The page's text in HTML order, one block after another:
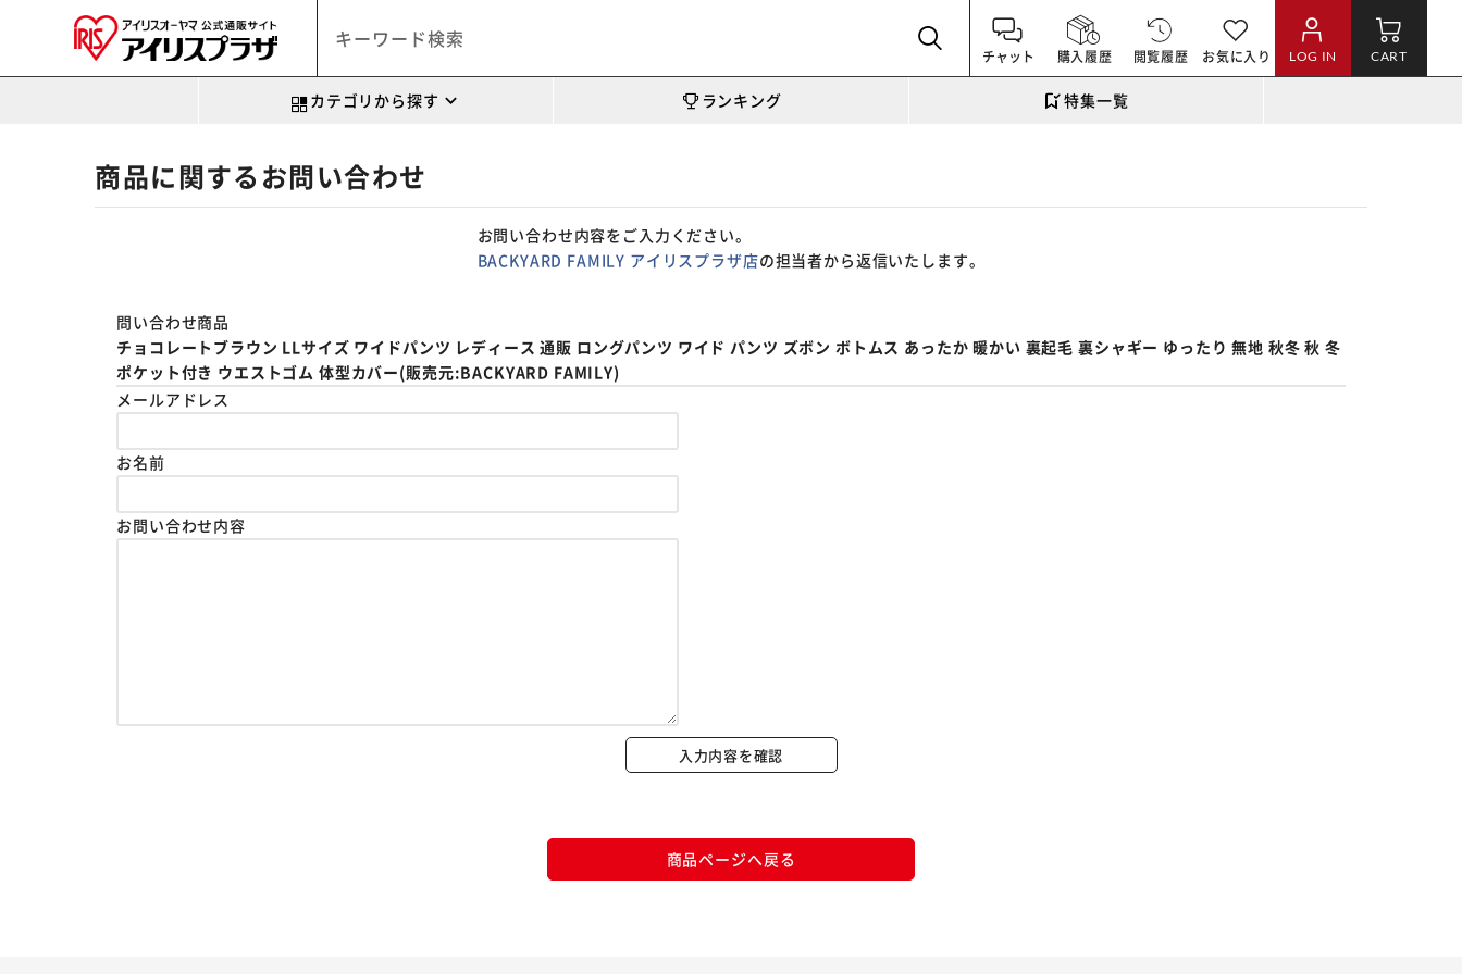
チャット 購入履歴 閲覧履歴 お気に入り LOG IN CART
カテゴリから探す ランキング 特集一覧
商品に関するお問い合わせ
お問い合わせ内容をご入力ください。
BACKYARD FAMILY アイリスプラザ店の担当者から返信いたします。
問い合わせ商品
チョコレートブラウン LLサイズ ワイドパンツ レディース 通販 ロングパンツ ワイド パンツ ズボン ボトムス あったか 暖かい 裏起毛 裏シャギー ゆったり 無地 秋冬 秋 冬
ポケット付き ウエストゴム 体型カバー(販売元:BACKYARD FAMILY)
メールアドレス
お名前
お問い合わせ内容
入力内容を確認
商品ページへ戻る
カートに入れる